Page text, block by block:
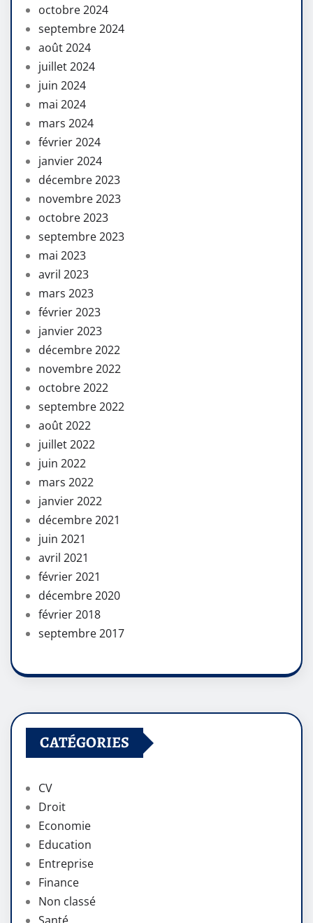
octobre 2024
septembre 2024
août 2024
juillet 2024
juin 2024
mai 2024
mars 2024
février 2024
janvier 2024
décembre 2023
novembre 2023
octobre 2023
septembre 2023
mai 2023
avril 2023
mars 2023
février 2023
janvier 2023
décembre 2022
novembre 2022
octobre 2022
septembre 2022
août 2022
juillet 2022
juin 2022
mars 2022
janvier 2022
décembre 2021
juin 2021
avril 2021
février 2021
décembre 2020
février 2018
septembre 2017
CATÉGORIES
CV
Droit
Economie
Education
Entreprise
Finance
Non classé